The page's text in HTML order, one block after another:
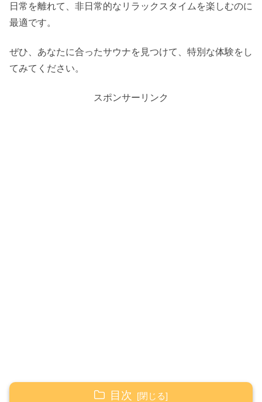
日常を離れて、非日常的なリラックスタイムを楽しむのに
最適です。
ぜひ、あなたに合ったサウナを見つけて、特別な体験をし
てみてください。
スポンサーリンク
目次